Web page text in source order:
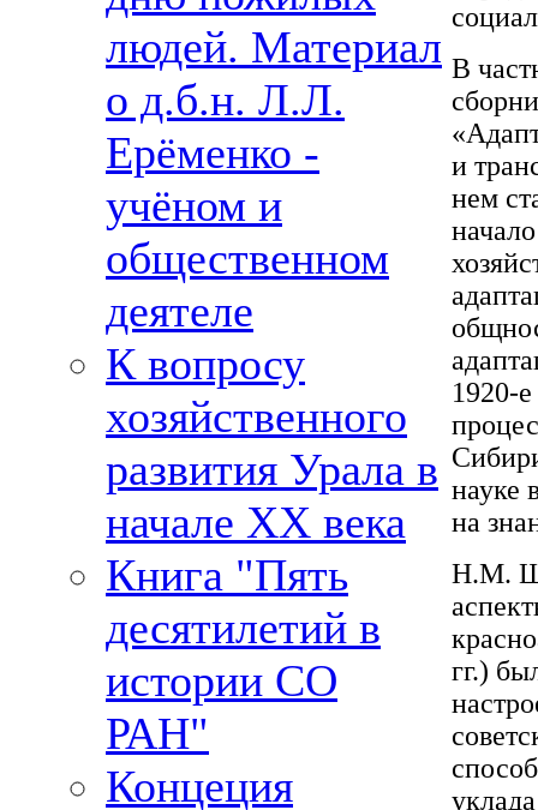
людей. Материал
о д.б.н. Л.Л.
Ерёменко -
учёном и
общественном
деятеле
К вопросу
хозяйственного
развития Урала в
начале XX века
Книга "Пять
десятилетий в
истории СО
РАН"
Концеция
В
и
нем
1920-
науке
на
Н.М.
гг.)